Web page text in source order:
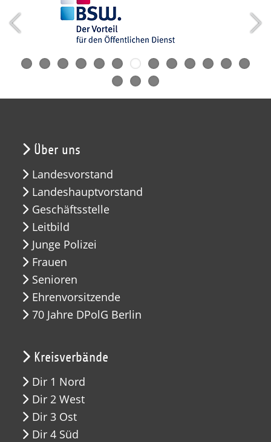
Über uns
Landesvorstand
Landeshauptvorstand
Geschäftsstelle
Leitbild
Junge Polizei
Frauen
Senioren
Ehrenvorsitzende
70 Jahre DPolG Berlin
Kreisverbände
Dir 1 Nord
Dir 2 West
Dir 3 Ost
Dir 4 Süd